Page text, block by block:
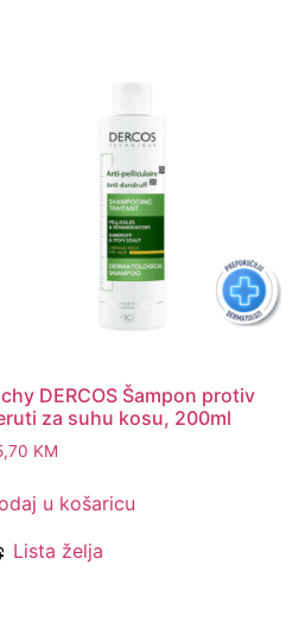
DERCOS Šampon protiv
za suhu kosu, 200ml
KM
u košaricu
Lista želja